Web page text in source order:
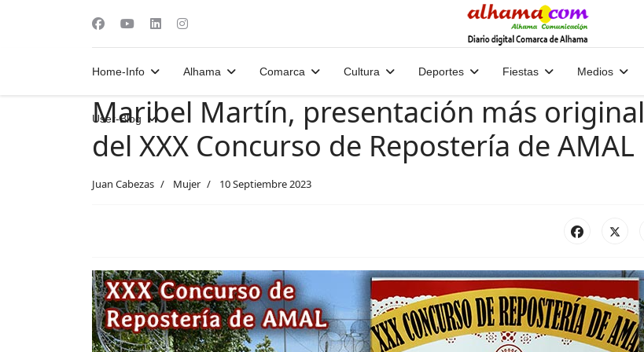
Home-Info Alhama Comarca Cultura Deportes Fiestas Medios
User-Blog
Maribel Martín, presentación más original
del XXX Concurso de Repostería de AMAL
Juan Cabezas Mujer 10 Septiembre 2023